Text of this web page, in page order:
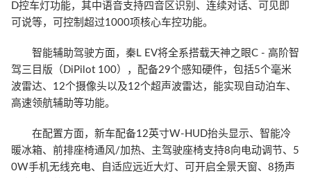
D控车灯功能，其中语音支持四音区识别、连续对话、可见即
可说等，可控制超过1000项核心车控功能。
智能辅助驾驶方面，秦L EV将全系搭载天神之眼C - 高阶智
驾三目版（DiPilot 100），配备29个感知硬件，包括5个毫米
波雷达、12个摄像头以及12个超声波雷达，能实现自动泊车、
高速领航辅助等功能。
在配置方面，新车配备12英寸W-HUD抬头显示、智能冷
暖冰箱、前排座椅通风/加热、主驾驶座椅支持8向电动调节、5
0W手机无线充电、自适应远近大灯、可开启全景天窗、8扬声